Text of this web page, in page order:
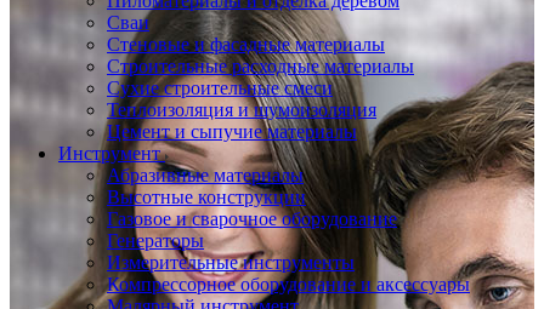
Сваи
Стеновые и фасадные материалы
Строительные расходные материалы
Сухие строительные смеси
Теплоизоляция и шумоизоляция
Цемент и сыпучие материалы
Инструмент
Абразивные материалы
Высотные конструкции
Газовое и сварочное оборудование
Генераторы
Измерительные инструменты
Компрессорное оборудование и аксессуары